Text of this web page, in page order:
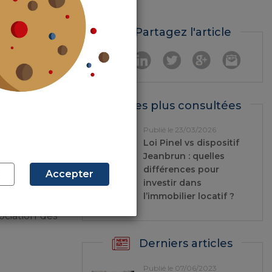
d’une
de
IRA ont
sa propre
Nord, ce
d’une
Direct se
des
Partagez l'article
Les plus consultées
Publié le 23/03/2026
Loi Pinel vs dispositif
Jeanbrun : quelles
différences pour
investir dans
l’immobilier locatif ?
Derniers articles
Publié le 07/06/2023
Accepter